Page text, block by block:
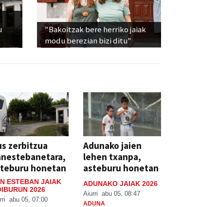
"Bakoitzak bere herriko jaiak
modu berezian bizi ditu"
zerbitzua
honetan
ESTEBAN JAIAK
2026
abu 05, 07:00
Adunako jaien
lehen txanpa,
asteburu honetan
ADUNAKO JAIAK 2026
Aiurri abu 05, 08:47
ADUNA